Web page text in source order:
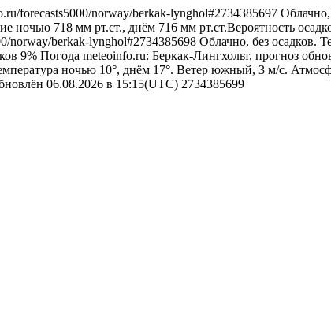
forecasts5000/norway/berkak-lynghol#2734385697
ночью 718 мм рт.ст., днём 716 мм рт.ст.Вероятность
norway/berkak-lynghol#2734385698 Облачно, без осадков.
9% Погода meteoinfo.ru: Беркак-Лингхольт, прогноз
ночью 10°, днём 17°. Ветер южный, 3 м/с.
06.08.2026 в 15:15(UTC) 2734385699